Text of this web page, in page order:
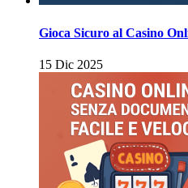
Gioca Sicuro al Casino
15 Dic 2025